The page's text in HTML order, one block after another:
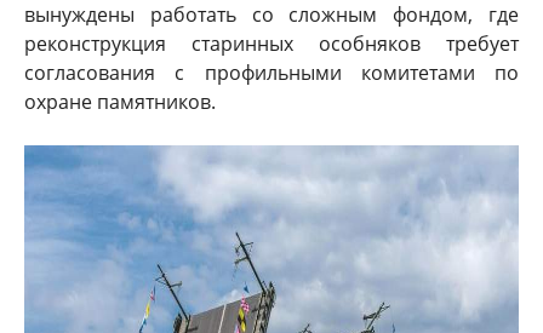
вынуждены работать со сложным фондом, где
реконструкция старинных особняков требует
согласования с профильными комитетами по
охране памятников.